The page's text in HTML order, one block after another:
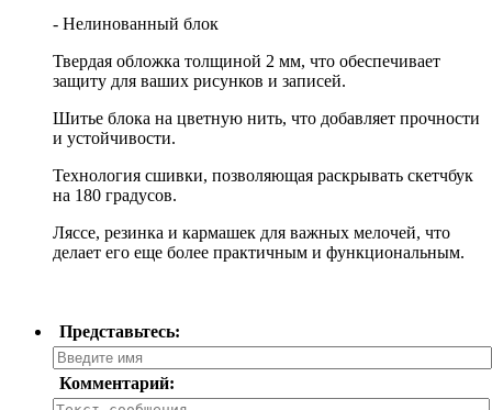
- Нелинованный блок
Твердая обложка толщиной 2 мм, что обеспечивает
защиту для ваших рисунков и записей.
Шитье блока на цветную нить, что добавляет прочности
и устойчивости.
Технология сшивки, позволяющая раскрывать скетчбук
на 180 градусов.
Ляссе, резинка и кармашек для важных мелочей, что
делает его еще более практичным и функциональным.
Представьтесь:
Комментарий: